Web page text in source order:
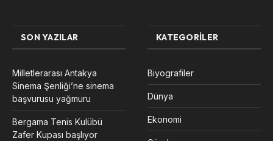
SON YAZILAR
Milletlerarası Antakya
Sinema Şenliği’ne sinema
başvurusu yağmuru
Bergama Tenis Kulübü
Zafer Kupası başlıyor
KATEGORILER
Biyografiler
Dünya
Ekonomi